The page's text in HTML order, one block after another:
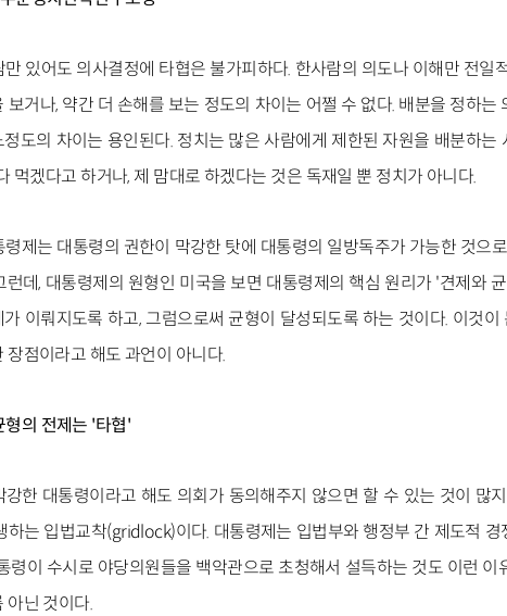
만 있어도 의사결정에 타협은 불가피하다. 한사람의 의도나 이해만 전일
보거나, 약간 더 손해를 보는 정도의 차이는 어쩔 수 없다. 배분을 정하
도의 차이는 용인된다. 정치는 많은 사람에게 제한된 자원을 배분하는
먹겠다고 하거나, 제 맘대로 하겠다는 것은 독재일 뿐 정치가 아니다.
령제는 대통령의 권한이 막강한 탓에 대통령의 일방독주가 가능한 것으
런데, 대통령제의 원형인 미국을 보면 대통령제의 핵심 원리가 '견제와
이뤄지도록 하고, 그럼으로써 균형이 달성되도록 하는 것이다. 이것
장점이라고 해도 과언이 아니다.
형의 전제는 '타협'
강한 대통령이라고 해도 의회가 동의해주지 않으면 할 수 있는 것이 많
하는 입법교착(gridlock)이다. 대통령제는 입법부와 행정부 간 제도적
령이 수시로 야당의원들을 백악관으로 초청해서 설득하는 것도 이런
아닌 것이다.